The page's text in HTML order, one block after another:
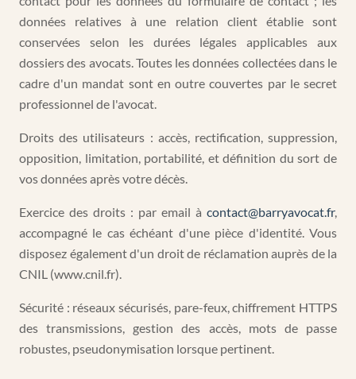
données relatives à une relation client établie sont
conservées selon les durées légales applicables aux
dossiers des avocats. Toutes les données collectées dans le
cadre d'un mandat sont en outre couvertes par le secret
professionnel de l'avocat.
Droits des utilisateurs : accès, rectification, suppression,
opposition, limitation, portabilité, et définition du sort de
vos données après votre décès.
Exercice des droits : par email à contact@barryavocat.fr,
accompagné le cas échéant d'une pièce d'identité. Vous
disposez également d'un droit de réclamation auprès de la
CNIL (www.cnil.fr).
Sécurité : réseaux sécurisés, pare-feux, chiffrement HTTPS
des transmissions, gestion des accès, mots de passe
robustes, pseudonymisation lorsque pertinent.